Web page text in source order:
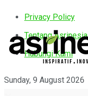
Privacy Policy
Tentang Asrinesia
Hubungi Kami
Sunday, 9 August 2026